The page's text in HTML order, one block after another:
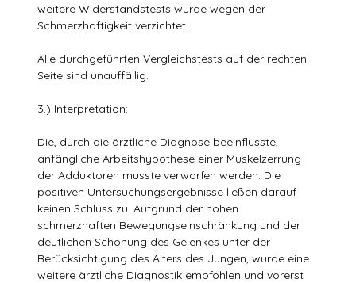
weitere Widerstandstests wurde wegen der
Schmerzhaftigkeit verzichtet.
Alle durchgeführten Vergleichstests auf der rechten
Seite sind unauffällig.
3.) Interpretation:
Die, durch die ärztliche Diagnose beeinflusste,
anfängliche Arbeitshypothese einer Muskelzerrung
der Adduktoren musste verworfen werden. Die
positiven Untersuchungsergebnisse ließen darauf
keinen Schluss zu. Aufgrund der hohen
schmerzhaften Bewegungseinschränkung und der
deutlichen Schonung des Gelenkes unter der
Berücksichtigung des Alters des Jungen, wurde eine
weitere ärztliche Diagnostik empfohlen und vorerst